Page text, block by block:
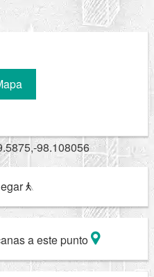
98.108056
a este punto